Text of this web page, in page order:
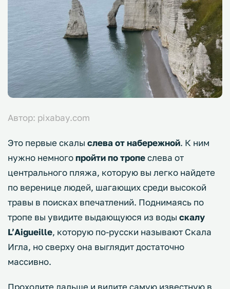
Автор: pixabay.com
Это первые скалы слева от набережной. К ним
нужно немногопройти по тропеслева от
центрального пляжа, которую вы легко найдете
по веренице людей, шагающих среди высокой
травы в поисках впечатлений. Поднимаясь по
тропе вы увидите выдающуюся из воды скалу
L’Aigueille, которую по-русски называют Скала
Игла, но сверху она выглядит достаточно
массивно.
Проходите дальше и видите самую известную в